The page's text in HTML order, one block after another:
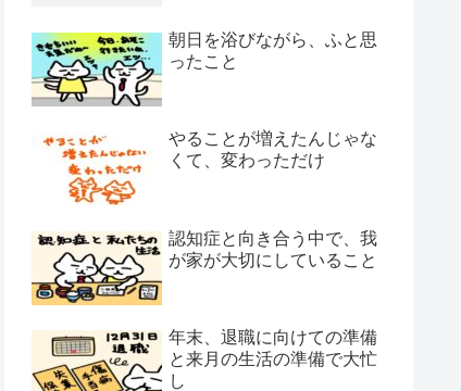
朝日を浴びながら、ふと思
ったこと
やることが増えたんじゃな
くて、変わっただけ
認知症と向き合う中で、我
が家が大切にしていること
年末、退職に向けての準備
と来月の生活の準備で大忙
し